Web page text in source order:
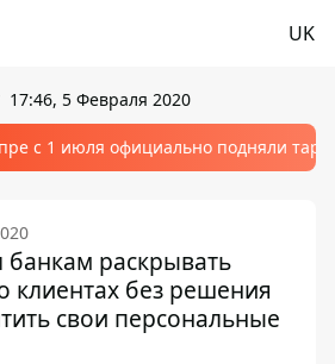
UK
17:46, 5 Февраля 2020
с 1 июля официально подняли
раскрывать
без решения
свои персональные